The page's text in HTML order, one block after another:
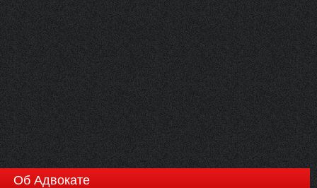
Об Адвокате